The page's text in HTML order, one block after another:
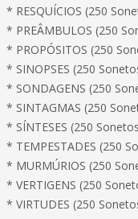
* RESQUÍCIOS (250
* PREÂMBULOS (250
* PROPÓSITOS (250
* SINOPSES (250
* SONDAGENS (250
* SINTAGMAS (250
* SÍNTESES (250
* TEMPESTADES (250
* MURMÚRIOS (250
* VERTIGENS (250
* VIRTUDES (250